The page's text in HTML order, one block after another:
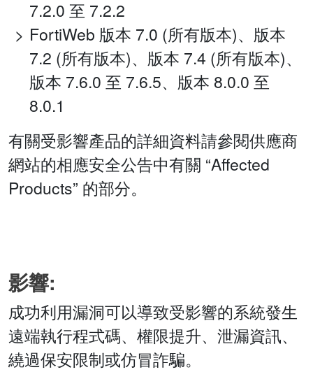
7.2.0 至 7.2.2
FortiWeb 版本 7.0 (所有版本)、版本
7.2 (所有版本)、版本 7.4 (所有版本)、
版本 7.6.0 至 7.6.5、版本 8.0.0 至
8.0.1
有關受影響產品的詳細資料請參閱供應商
網站的相應安全公告中有關 “Affected
Products” 的部分。
影響:
成功利用漏洞可以導致受影響的系統發生
遠端執行程式碼、權限提升、泄漏資訊、
繞過保安限制或仿冒詐騙。